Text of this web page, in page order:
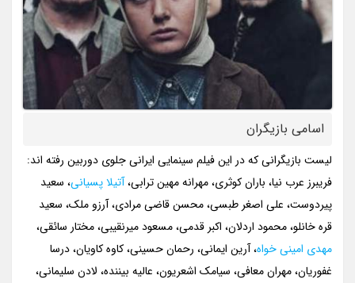
اسامی بازیگران
لیست بازیگرانی که در این فیلم سینمایی ایرانی جلوی دوربین رفته اند:
فریبرز عرب نیا، باران کوثری، مهرانه مهین ترابی،آتیلا پسیانی، سعید
پیردوست، علی اصغر طبسی، محسن قاضی مرادی، آرزو ملک، سعید
قره خانلو، محمود اردلان، اکبر قدمی، مسعود میرنقیبی، مختار سائقی،
مهدی امینی خواه، آرین ایمانی، رحمان حسینی، کاوه کاویان، درسا
غفوریان، مهران معافی، سیامک اشعریون، عالیه بیننده، لادن سلیمانی،